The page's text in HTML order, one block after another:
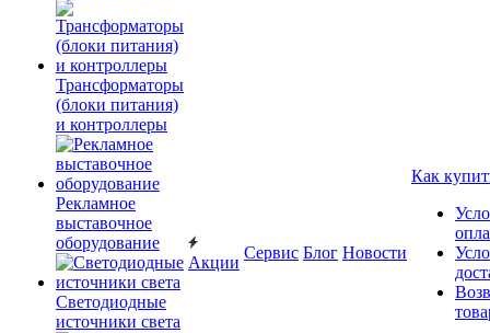
Трансформаторы
(блоки питания)
и контроллеры
Рекламное
выставочное
оборудование
Светодиодные
источники света
Акции
Сервис Блог Новости
Как